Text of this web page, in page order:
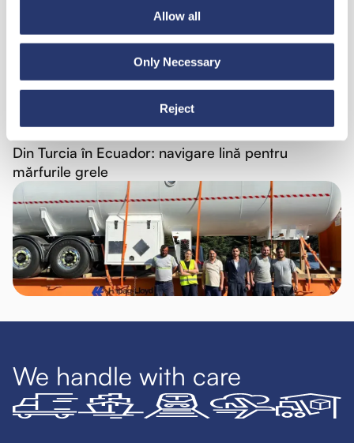
Allow all
Only Necessary
Reject
Din Turcia în Ecuador: navigare lină pentru
mărfurile grele
We handle with care